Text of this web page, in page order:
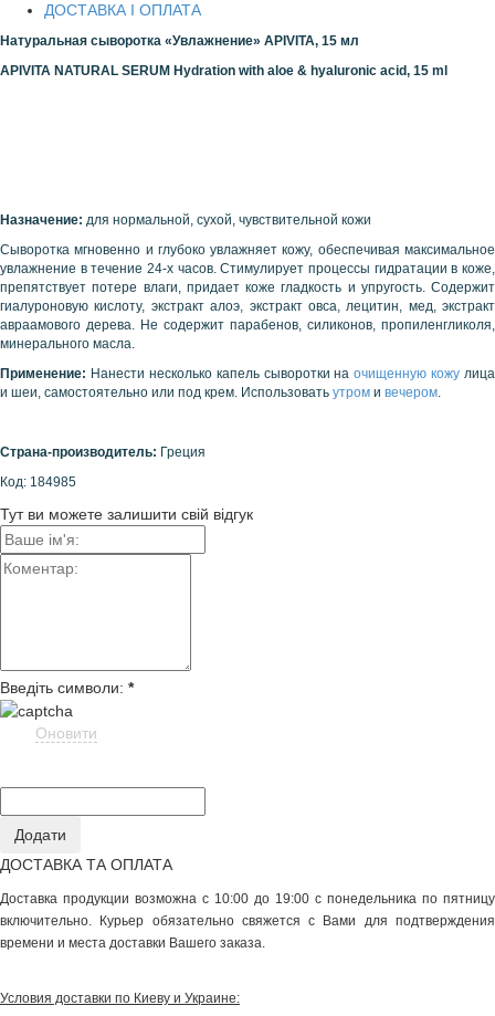
ДОСТАВКА І ОПЛАТА
Натуральная сыворотка «Увлажнение» APIVITA, 15 мл
APIVITA NATURAL SERUM Hydration with aloe & hyaluronic acid, 15 ml
Назначение: для нормальной, сухой, чувствительной кожи
Сыворотка мгновенно и глубоко увлажняет кожу, обеспечивая максимальное
увлажнение в течение 24-х часов. Стимулирует процессы гидратации в коже,
препятствует потере влаги, придает коже гладкость и упругость. Содержит
гиалуроновую кислоту, экстракт алоэ, экстракт овса, лецитин, мед, экстракт
авраамового дерева. Не содержит парабенов, силиконов, пропиленгликоля,
минерального масла.
Применение: Нанести несколько капель сыворотки наочищенную кожу лица
и шеи, самостоятельно или под крем. Использовать утром и вечером.
Страна-производитель: Греция
Код: 184985
Тут ви можете залишити свій відгук
Введіть символи: *
Оновити
ДОСТАВКА ТА ОПЛАТА
Доставка продукции возможна с 10:00 до 19:00 с понедельника по пятницу
включительно. Курьер обязательно свяжется с Вами для подтверждения
времени и места доставки Вашего заказа.
Условия доставки по Киеву и Украине: